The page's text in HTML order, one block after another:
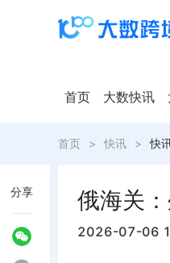
首页 大数快讯
首页 > 快讯 > 快
分享 俄海关
2026-07-06